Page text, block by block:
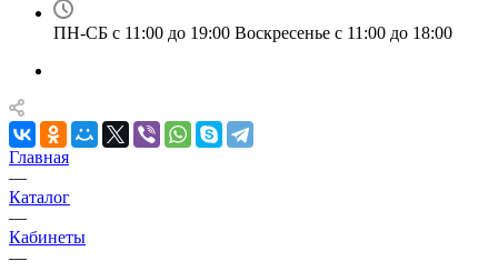
ПН-СБ с 11:00 до 19:00 Воскресенье с 11:00 до 18:00
Главная
—
Каталог
—
Кабинеты
—